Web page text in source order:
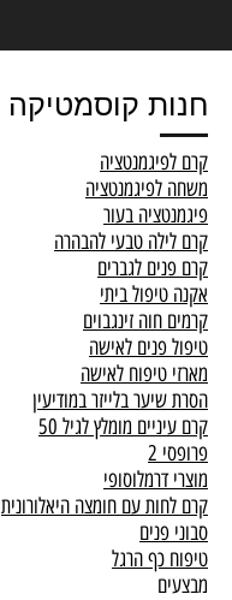
חנות קוסמטיקה
קרם לפיגמנטציה
משחה לפיגמנטציה
פיגמנטציה בעור
קרם לילה טבעי להבהרה
קרם פנים לגברים
אקנה טיפול ביתי
קרמים חוה זינגבוים
טיפול פנים לאישה
מארזי טיפוח לאישה
הסרת שיער בלייזר במודיעין
קרם עיניים מומלץ לגיל 50
פרופסי 2
מוצרי דרמלוסופי
קרם לחות עם חומצה היאלורונית
סבוני פנים
טיפוח כף הרגל
מבצעים